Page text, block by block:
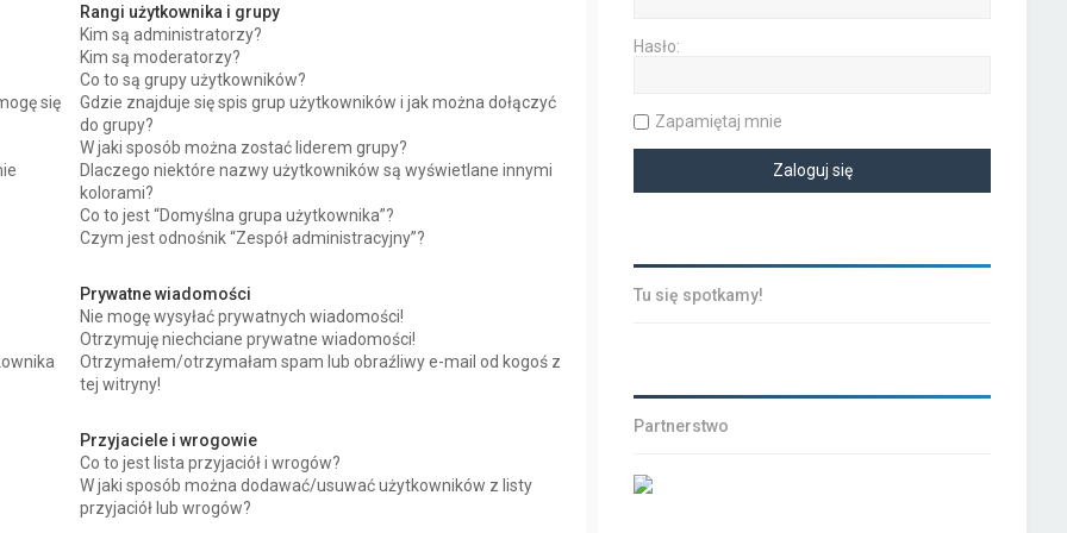
się
Rangi użytkownika i grupy
Kim są administratorzy?
Kim są moderatorzy?
Co to są grupy użytkowników?
Gdzie znajduje się spis grup użytkowników i jak można dołączyć
do grupy?
W jaki sposób można zostać liderem grupy?
Dlaczego niektóre nazwy użytkowników są wyświetlane innymi
kolorami?
Co to jest “Domyślna grupa użytkownika”?
Czym jest odnośnik “Zespół administracyjny”?
Prywatne wiadomości
Nie mogę wysyłać prywatnych wiadomości!
Otrzymuję niechciane prywatne wiadomości!
Otrzymałem/otrzymałam spam lub obraźliwy e-mail od kogoś z
tej witryny!
Przyjaciele i wrogowie
Co to jest lista przyjaciół i wrogów?
W jaki sposób można dodawać/usuwać użytkowników z listy
przyjaciół lub wrogów?
Hasło:
Zapamiętaj mnie
Tu się spotkamy!
Partnerstwo